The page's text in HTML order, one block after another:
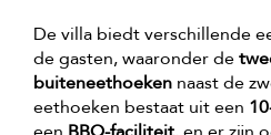
De villa biedt verschillende
de gasten, waaronder de
buiteneethoeken naast de
eethoeken bestaat uit een